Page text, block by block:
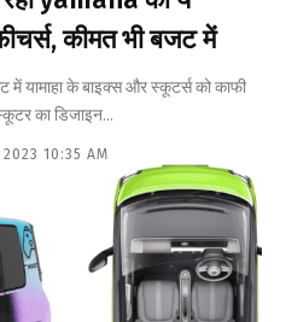
कीमत भी बजट में
यामाहा के बाइक्स और स्कूटर्स को काफी
का डिजाइन...
2023 10:35 AM